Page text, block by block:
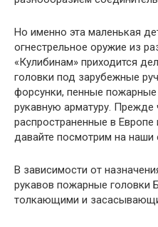
Но именно эта маленькая
огнестрельное оружие из
«Кулибинам» приходится
головки под зарубежные
форсунки, пенные
рукавную арматуру.
распространенные в
давайте посмотрим на наши
В зависимости от
рукавов пожарные головки
толкающими и